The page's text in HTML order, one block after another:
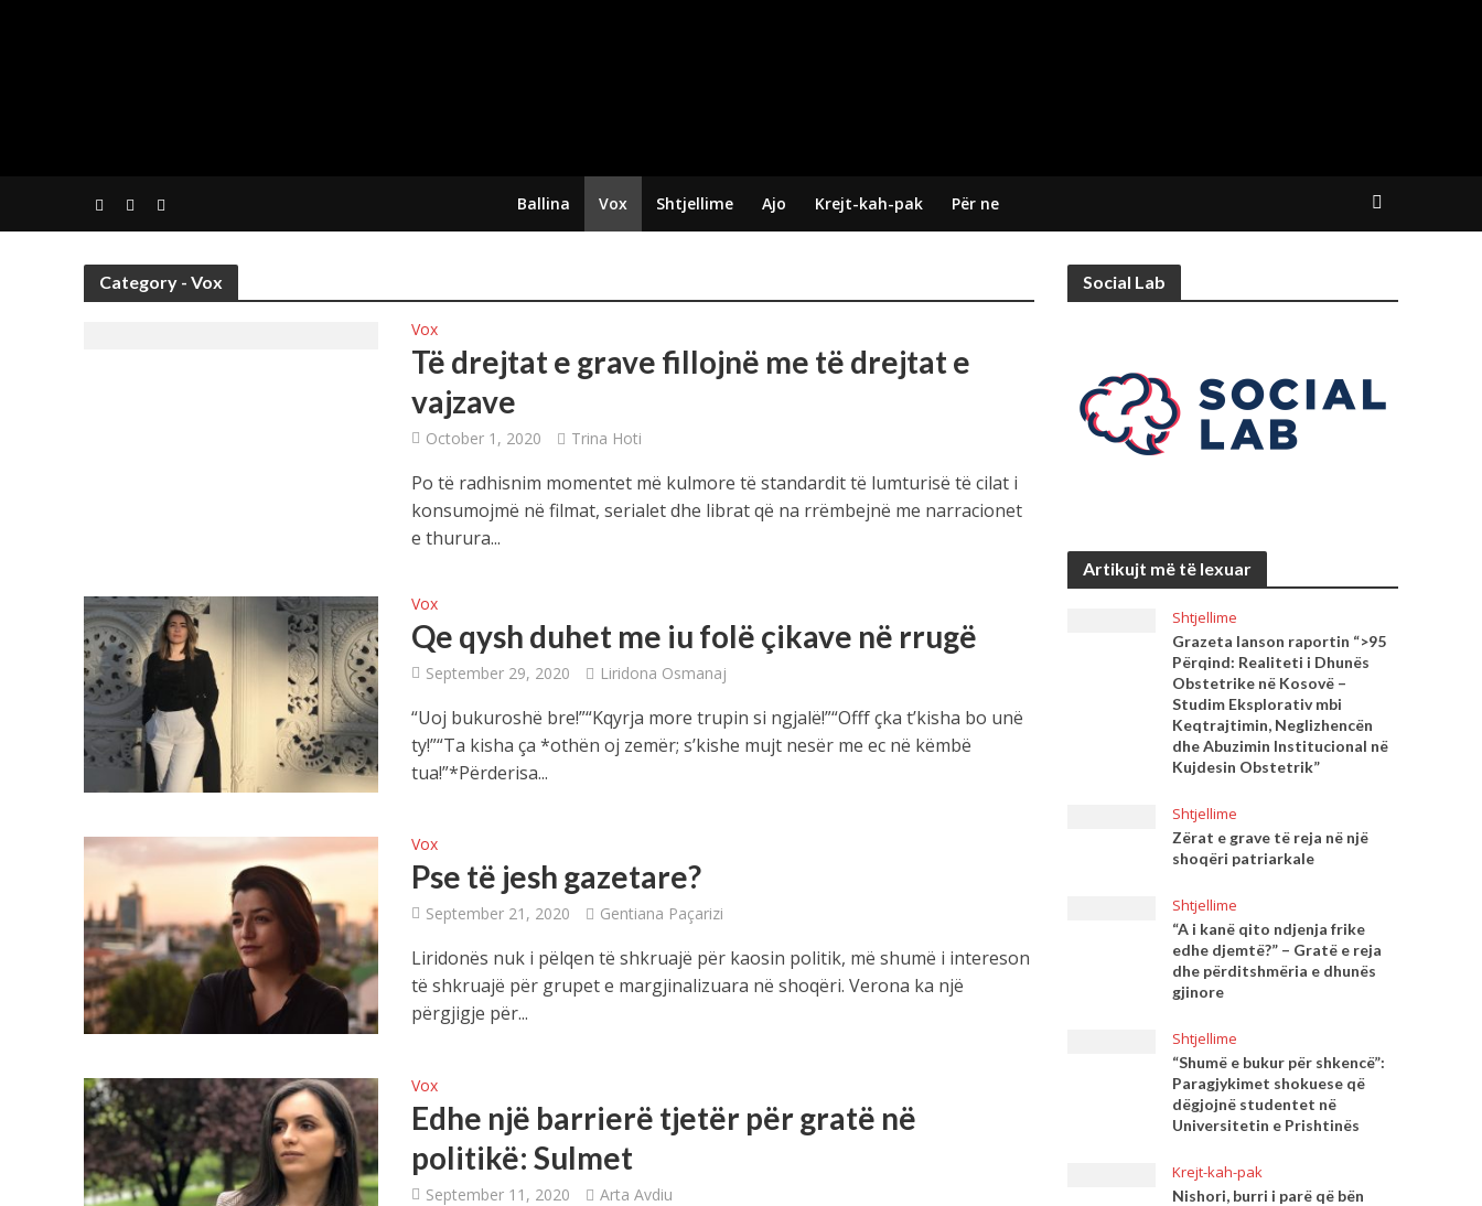
Ballina Vox Shtjellime Ajo Krejt-kah-pak Për ne
Category - Vox
Vox
Të drejtat e grave fillojnë me të drejtat e
vajzave
October 1, 2020 Trina Hoti
Po të radhisnim momentet më kulmore të standardit të lumturisë të cilat i
konsumojmë në filmat, serialet dhe librat që na rrëmbejnë me narracionet
e thurura...
Vox
Qe qysh duhet me iu folë çikave në rrugë
September 29, 2020 Liridona Osmanaj
“Uoj bukuroshë bre!”“Kqyrja more trupin si ngjalë!”“Offf çka t’kisha bo unë
ty!”“Ta kisha ça *othën oj zemër; s’kishe mujt nesër me ec në këmbë
tua!”*Përderisa...
Vox
Pse të jesh gazetare?
September 21, 2020 Gentiana Paçarizi
Liridonës nuk i pëlqen të shkruajë për kaosin politik, më shumë i intereson
të shkruajë për grupet e margjinalizuara në shoqëri. Verona ka një
përgjigje për...
Vox
Edhe një barrierë tjetër për gratë në
politikë: Sulmet
September 11, 2020 Arta Avdiu
Social Lab
Artikujt më të lexuar
Shtjellime
Grazeta lanson raportin “>95
Përqind: Realiteti i Dhunës
Obstetrike në Kosovë –
Studim Eksplorativ mbi
Keqtrajtimin, Neglizhencën
dhe Abuzimin Institucional në
Kujdesin Obstetrik”
Shtjellime
Zërat e grave të reja në një
shoqëri patriarkale
Shtjellime
“A i kanë qito ndjenja frike
edhe djemtë?” – Gratë e reja
dhe përditshmëria e dhunës
gjinore
Shtjellime
“Shumë e bukur për shkencë”:
Paragjykimet shokuese që
dëgjojnë studentet në
Universitetin e Prishtinës
Krejt-kah-pak
Nishori, burri i parë që bën